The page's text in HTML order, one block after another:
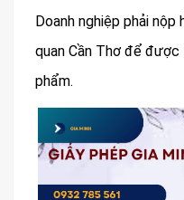
Doanh nghiệp phải nộp
quan Cần Thơ để được
phẩm.